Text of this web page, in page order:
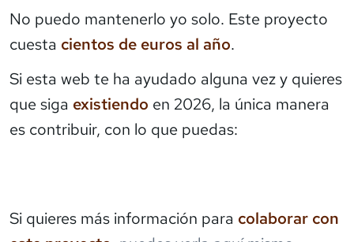
No puedo mantenerlo yo solo. Este proyecto
cuesta cientos de euros al año.
Si esta web te ha ayudado alguna vez y quieres
que siga existiendo en 2026, la única manera
es contribuir, con lo que puedas:
Si quieres más información para colaborar con